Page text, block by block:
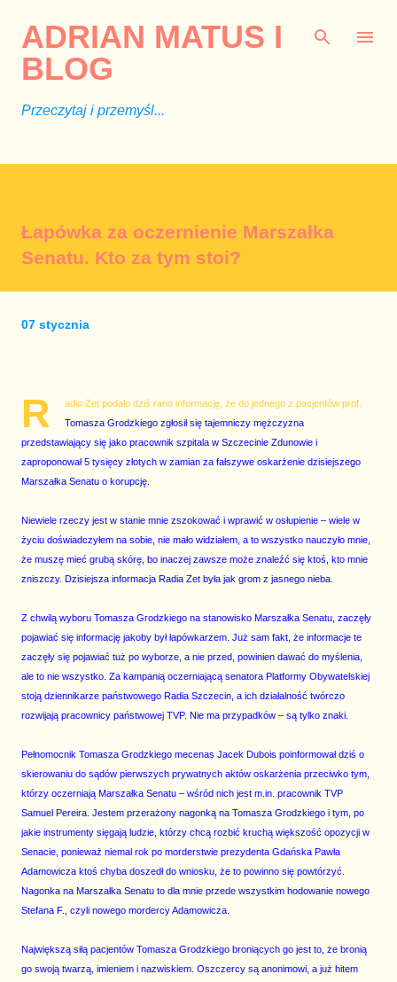
ADRIAN MATUS I
BLOG
Przeczytaj i przemyśl...
Łapówka za oczernienie Marszałka
Senatu. Kto za tym stoi?
07 stycznia
R
adio Zet podało dziś rano informację, że do jednego z pacjentów prof.
Tomasza Grodzkiego zgłosił się tajemniczy mężczyzna
przedstawiający się jako pracownik szpitala w Szczecinie Zdunowie i
zaproponował 5 tysięcy złotych w zamian za fałszywe oskarżenie dzisiejszego
Marszałka Senatu o korupcję.
Niewiele rzeczy jest w stanie mnie zszokować i wprawić w osłupienie – wiele w
życiu doświadczyłem na sobie, nie mało widziałem, a to wszystko nauczyło mnie,
że muszę mieć grubą skórę, bo inaczej zawsze może znaleźć się ktoś, kto mnie
zniszczy. Dzisiejsza informacja Radia Zet była jak grom z jasnego nieba.
Z chwilą wyboru Tomasza Grodzkiego na stanowisko Marszałka Senatu, zaczęły
pojawiać się informację jakoby był łapówkarzem. Już sam fakt, że informacje te
zaczęły się pojawiać tuż po wyborze, a nie przed, powinien dawać do myślenia,
ale to nie wszystko. Za kampanią oczerniającą senatora Platformy Obywatelskiej
stoją dziennikarze państwowego Radia Szczecin, a ich działalność twórczo
rozwijają pracownicy państwowej TVP. Nie ma przypadków – są tylko znaki.
Pełnomocnik Tomasza Grodzkiego mecenas Jacek Dubois poinformował dziś o
skierowaniu do sądów pierwszych prywatnych aktów oskarżenia przeciwko tym,
którzy oczerniają Marszałka Senatu – wśród nich jest m.in. pracownik TVP
Samuel Pereira. Jestem przerażony nagonką na Tomasza Grodzkiego i tym, po
jakie instrumenty sięgają ludzie, którzy chcą rozbić kruchą większość opozycji w
Senacie, ponieważ niemal rok po morderstwie prezydenta Gdańska Pawła
Adamowicza ktoś chyba doszedł do wniosku, że to powinno się powtórzyć.
Nagonka na Marszałka Senatu to dla mnie przede wszystkim hodowanie nowego
Stefana F., czyli nowego mordercy Adamowicza.
Największą siłą pacjentów Tomasza Grodzkiego broniących go jest to, że bronią
go swoją twarzą, imieniem i nazwiskiem. Oszczercy są anonimowi, a już hitem